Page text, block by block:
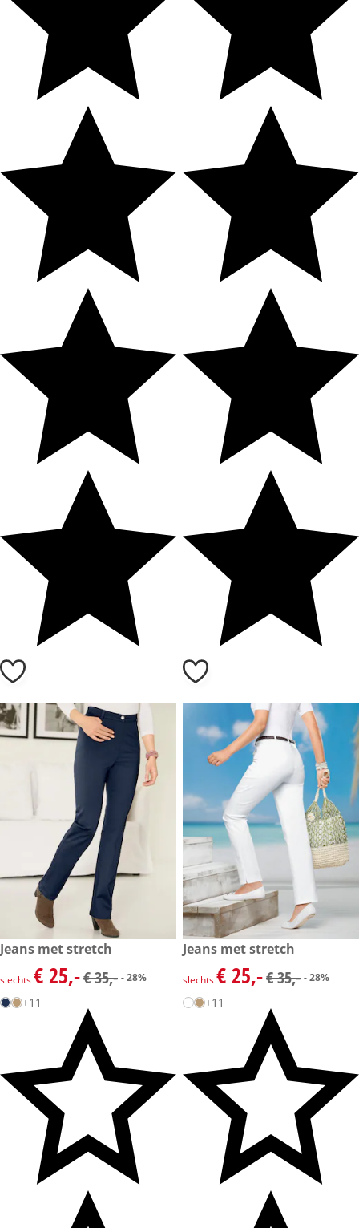
kortingsprijs: € 25,-, vorige prijs: € 35,-
- 28%
Jeans met stretch
kortingsprijs: € 25,-, vorige prijs: € 35,-
slechts€ 25,-€ 35,- - 28%
+11
kortingsprijs: € 25,-, vorige
- 28%
Jeans met stretch
kortingsprijs: € 25,-, vorige
slechts€ 25,-€ 35,- - 28%
+11